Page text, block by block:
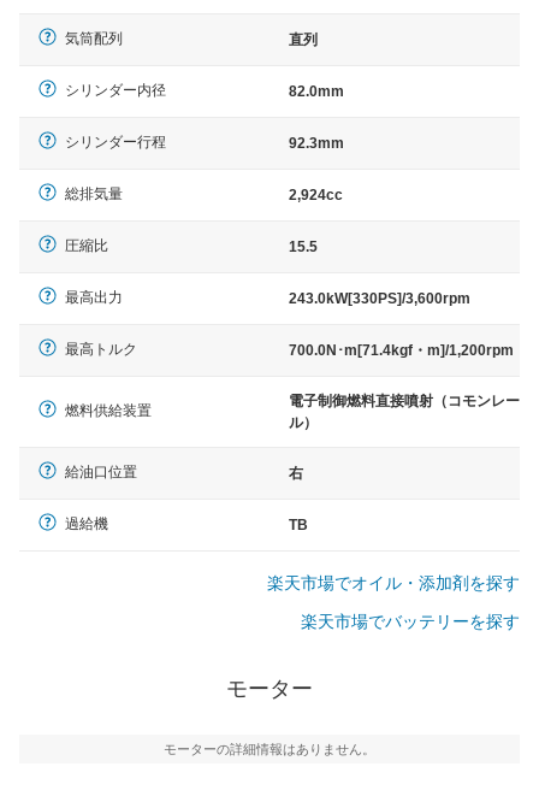
気筒配列 直列
シリンダー内径 82.0mm
シリンダー行程 92.3mm
総排気量 2,924cc
圧縮比 15.5
最高出力 243.0kW[330PS]/3,600rpm
最高トルク 700.0N･m[71.4kgf・m]/1,200rpm
燃料供給装置
電子制御燃料直接噴射（コモンレー
ル）
給油口位置 右
過給機 TB
楽天市場でオイル・添加剤を探す
楽天市場でバッテリーを探す
モーター
モーターの詳細情報はありません。